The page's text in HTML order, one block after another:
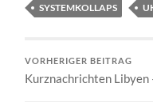
SYSTEMKOLLAPS
VORHERIGER BEITRAG
Kurznachrichten Libyen